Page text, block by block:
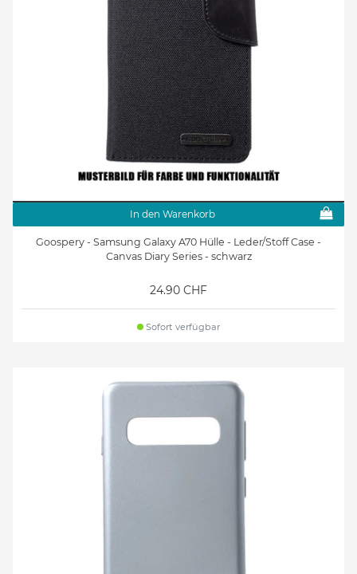
In den Warenkorb
Goospery - Samsung Galaxy A70 Hülle - Leder/Stoff Case -
Canvas Diary Series - schwarz
24.90 CHF
Sofort verfügbar